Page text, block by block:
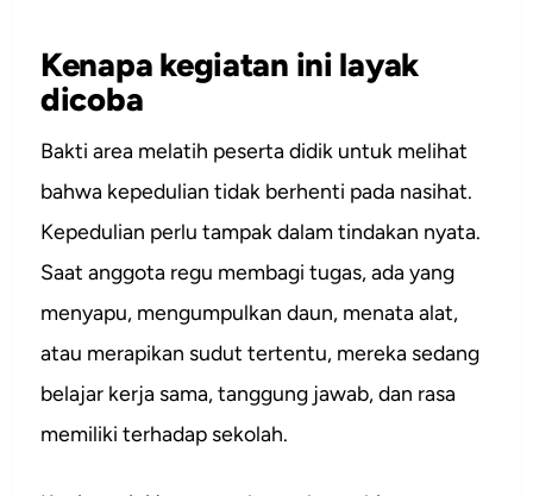
Kenapa kegiatan ini layak
dicoba
Bakti area melatih peserta didik untuk melihat
bahwa kepedulian tidak berhenti pada nasihat.
Kepedulian perlu tampak dalam tindakan nyata.
Saat anggota regu membagi tugas, ada yang
menyapu, mengumpulkan daun, menata alat,
atau merapikan sudut tertentu, mereka sedang
belajar kerja sama, tanggung jawab, dan rasa
memiliki terhadap sekolah.